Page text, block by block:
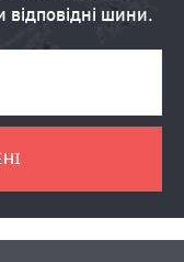
шини.